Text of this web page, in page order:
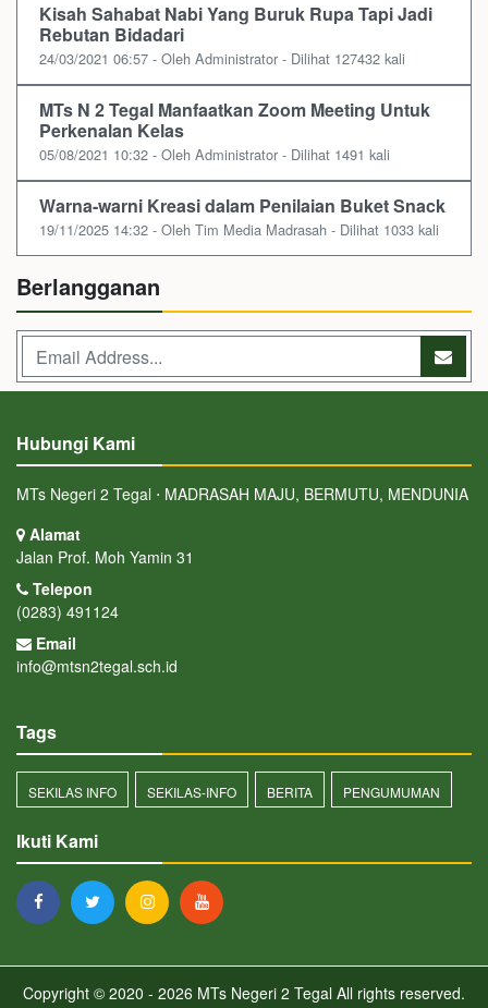
Kisah Sahabat Nabi Yang Buruk Rupa Tapi Jadi
Rebutan Bidadari
24/03/2021 06:57 - Oleh Administrator - Dilihat 127432 kali
MTs N 2 Tegal Manfaatkan Zoom Meeting Untuk
Perkenalan Kelas
05/08/2021 10:32 - Oleh Administrator - Dilihat 1491 kali
Warna-warni Kreasi dalam Penilaian Buket Snack
19/11/2025 14:32 - Oleh Tim Media Madrasah - Dilihat 1033 kali
Berlangganan
Hubungi Kami
MTs Negeri 2 Tegal ⋅ MADRASAH MAJU, BERMUTU, MENDUNIA
Alamat
Jalan Prof. Moh Yamin 31
Telepon
(0283) 491124
Email
info@mtsn2tegal.sch.id
Tags
SEKILAS INFO SEKILAS-INFO BERITA PENGUMUMAN
Ikuti Kami
Copyright © 2020 - 2026 MTs Negeri 2 Tegal All rights reserved.